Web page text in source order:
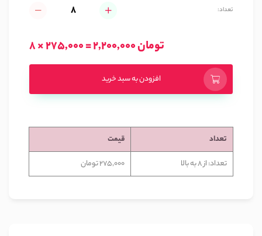
تعداد:
8 × 275,000 = 2,200,000 تومان
افزودن به سبد خرید
تعداد
قیمت
تعداد: از 8 به بالا
275,000 تومان